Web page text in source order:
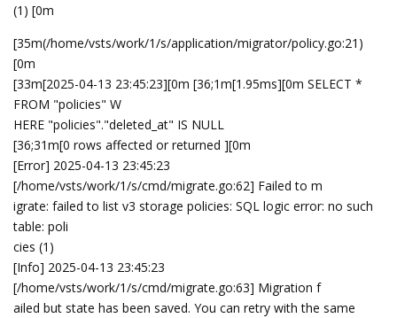
(1) [0m
[35m(/home/vsts/work/1/s/application/migrator/policy.go:21)
[0m
[33m[2025-04-13 23:45:23][0m [36;1m[1.95ms][0m SELECT *
FROM "policies" W
HERE "policies"."deleted_at" IS NULL
[36;31m[0 rows affected or returned ][0m
[Error] 2025-04-13 23:45:23
[/home/vsts/work/1/s/cmd/migrate.go:62] Failed to m
igrate: failed to list v3 storage policies: SQL logic error: no such
table: poli
cies (1)
[Info] 2025-04-13 23:45:23
[/home/vsts/work/1/s/cmd/migrate.go:63] Migration f
ailed but state has been saved. You can retry with the same